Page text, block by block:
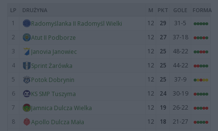
LP DRUŻYNA M PKT GOLE FORMA
1 Radomyślanka II Radomyśl Wielki 12 29
31-5
2
Atut II Podborze 12 27
37-18
3
Janovia Janowiec 12 25
48-22
4
Sprint Żarówka 12 25
44-22
5
Potok Dobrynin 12 25
37-9
6
KS SMP Tuszyma 12 24
30-19
7
Jamnica Dulcza Wielka 12 19
26-22
8
Apollo Dulcza Mała 12 18
21-27